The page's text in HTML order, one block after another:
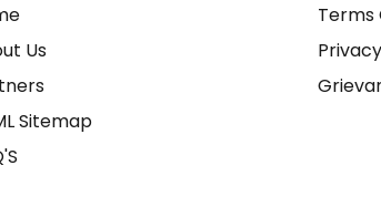
Us
Sitemap
Terms